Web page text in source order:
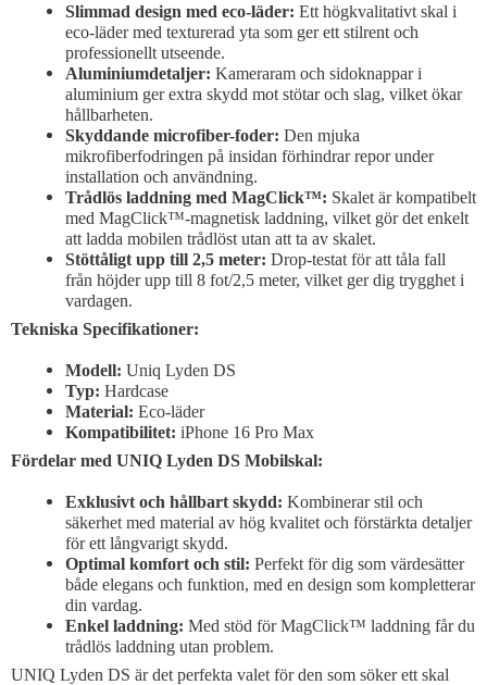
Slimmad design med eco-läder: Ett högkvalitativt skal i
eco-läder med texturerad yta som ger ett stilrent och
professionellt utseende.
Aluminiumdetaljer: Kameraram och sidoknappar i
aluminium ger extra skydd mot stötar och slag, vilket ökar
hållbarheten.
Skyddande microfiber-foder: Den mjuka
mikrofiberfodringen på insidan förhindrar repor under
installation och användning.
Trådlös laddning med MagClick™: Skalet är kompatibelt
med MagClick™-magnetisk laddning, vilket gör det enkelt
att ladda mobilen trådlöst utan att ta av skalet.
Stöttåligt upp till 2,5 meter: Drop-testat för att tåla fall
från höjder upp till 8 fot/2,5 meter, vilket ger dig trygghet i
vardagen.
Tekniska Specifikationer:
Modell: Uniq Lyden DS
Typ: Hardcase
Material: Eco-läder
Kompatibilitet: iPhone 16 Pro Max
Fördelar med UNIQ Lyden DS Mobilskal:
Exklusivt och hållbart skydd: Kombinerar stil och
säkerhet med material av hög kvalitet och förstärkta detaljer
för ett långvarigt skydd.
Optimal komfort och stil: Perfekt för dig som värdesätter
både elegans och funktion, med en design som kompletterar
din vardag.
Enkel laddning: Med stöd för MagClick™ laddning får du
trådlös laddning utan problem.
UNIQ Lyden DS är det perfekta valet för den som söker ett skal